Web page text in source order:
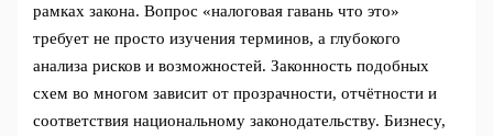
рамках закона. Вопрос «налоговая гавань что это»
требует не просто изучения терминов, а глубокого
анализа рисков и возможностей. Законность подобных
схем во многом зависит от прозрачности, отчётности и
соответствия национальному законодательству. Бизнесу,